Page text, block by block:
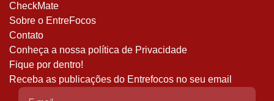
CheckMate
Sobre o EntreFocos
Contato
Conheça a nossa política de Privacidade
Fique por dentro!
Receba as publicações do Entrefocos no seu email